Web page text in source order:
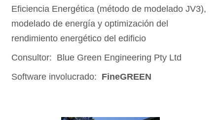
Eficiencia Energética (método de modelado JV3),
modelado de energía y optimización del
rendimiento energético del edificio
Consultor: Blue Green Engineering Pty Ltd
Software involucrado: FineGREEN